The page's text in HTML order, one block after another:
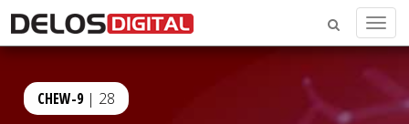
Menu
CHEW-9| 28